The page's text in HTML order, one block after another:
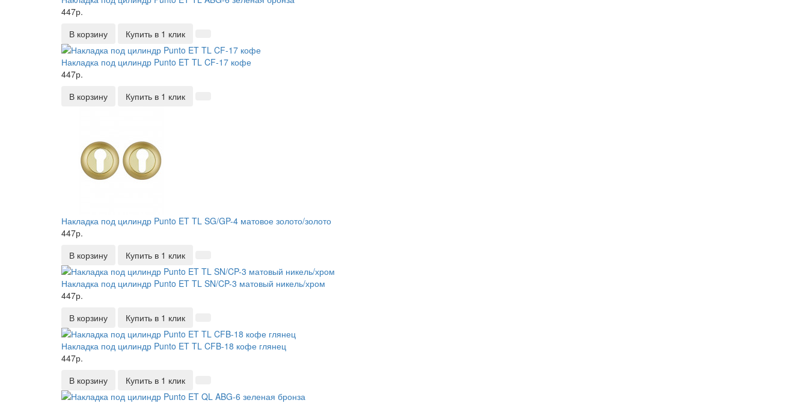
447р.
В корзину
Купить в 1 клик
Накладка под цилиндр Punto ET TL CF-17 кофе
447р.
В корзину
Купить в 1 клик
Накладка под цилиндр Punto ET TL SG/GP-4 матовое золото/золото
447р.
В корзину
Купить в 1 клик
Накладка под цилиндр Punto ET TL SN/CP-3 матовый никель/хром
447р.
В корзину
Купить в 1 клик
Накладка под цилиндр Punto ET TL CFB-18 кофе глянец
447р.
В корзину
Купить в 1 клик